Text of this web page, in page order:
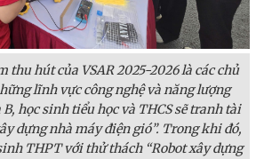
thu hút của VSAR 2025-2026 là các chủ
lĩnh vực công nghệ và năng lượng
học sinh tiểu học và THCS sẽ tranh tài
dựng nhà máy điện gió”. Trong khi đó,
THPT với thử thách “Robot xây dựng